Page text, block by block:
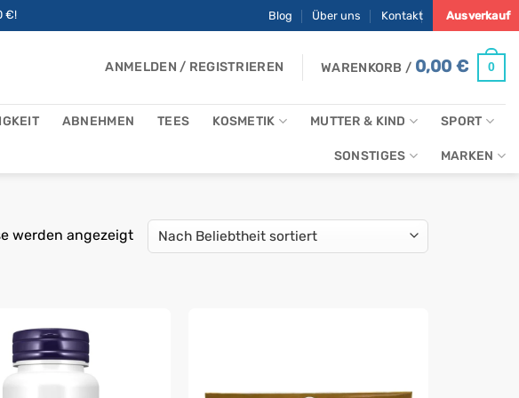
€! Blog Über uns Kontakt Ausverkauf
ANMELDEN / REGISTRIEREN WARENKORB / 0,00€ 0
ABNEHMEN TEES KOSMETIK MUTTER & KIND SPORT
SONSTIGES MARKEN
werden angezeigtNach
Beliebtheit